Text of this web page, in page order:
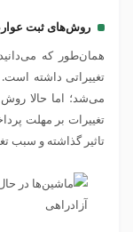
روش‌های ثبت
همان‌طور که
تغییراتی داشته
می‌شد؛ اما حالا
تغییرات بر مهلت
تاثیر گذاشته و سبب